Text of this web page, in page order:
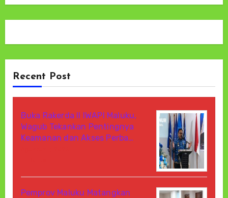
Recent Post
Buka Rakerda II IWAPI Maluku,
Wagub Tekankan Pentingnya
Keamanan dan Akses Perba…
Pemprov Maluku Matangkan